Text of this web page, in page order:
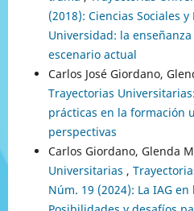
(2018): Ciencias Sociales
Universidad: la
escenario actual
Carlos José Giordano,
Trayectorias
prácticas en la formación
perspectivas
Carlos Giordano, Glenda
Universitarias ,
Núm. 19 (2024): La IAG